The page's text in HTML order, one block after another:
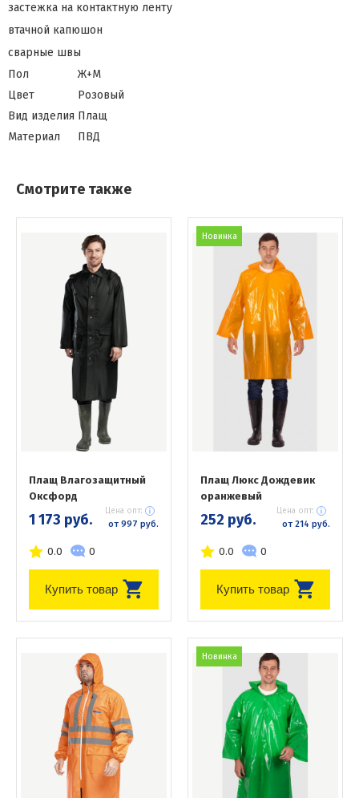
застежка на контактную ленту
втачной капюшон
сварные швы
Пол
Ж+М
Цвет
Розовый
Вид изделия Плащ
Материал
ПВД
Смотрите также
Плащ Влагозащитный
Оксфорд
1 173 руб. Цена опт:
от 997 руб.
0.0 0
Купить товар
Новинка
Плащ Люкс Дождевик
оранжевый
252 руб. Цена опт:
от 214 руб.
0.0 0
Купить товар
Новинка